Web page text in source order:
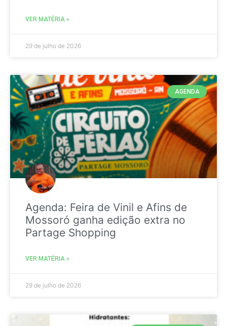
VER MATÉRIA »
29 de julho de 2026
AGENDA
Agenda: Feira de Vinil e Afins de
Mossoró ganha edição extra no
Partage Shopping
VER MATÉRIA »
29 de julho de 2026